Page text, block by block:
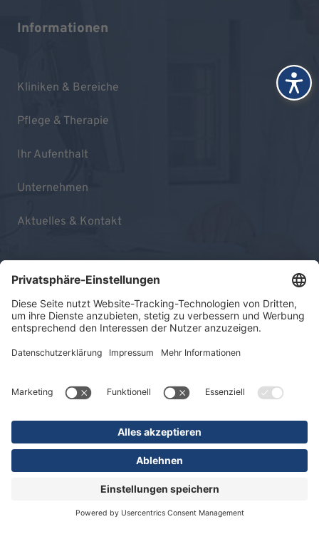
Informationen
Kliniken & Bereiche
Pflege & Therapie
Ihr Aufenthalt
Unternehmen
Aktuelles & Kontakt
Impressum
Datenschutz
© 2026 KLINIKEN DR. ERLER